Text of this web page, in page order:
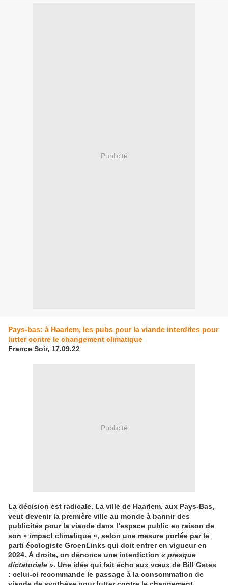
Publicité
Pays-bas: à Haarlem, les pubs pour la viande interdites pour
lutter contre le changement climatique
France Soir, 17.09.22
Publicité
La décision est radicale. La ville de Haarlem, aux Pays-Bas,
veut devenir la première ville au monde à bannir des
publicités pour la viande dans l’espace public en raison de
son « impact climatique », selon une mesure portée par le
parti écologiste GroenLinks qui doit entrer en vigueur en
2024. À droite, on dénonce une interdiction « presque
dictatoriale ». Une idée qui fait écho aux vœux de Bill Gates
: celui-ci recommande le passage à la consommation de